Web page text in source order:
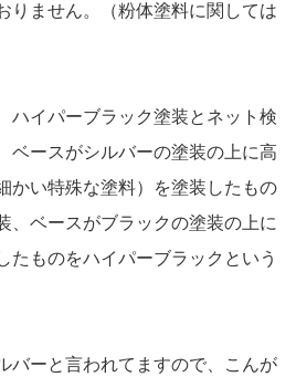
りません。（粉体塗料に関しては
ハイパーブラック塗装とネット検
ベースがシルバーの塗装の上に高
かい特殊な塗料）を塗装したもの
、ベースがブラックの塗装の上に
たものをハイパーブラックという
バーと言われてますので、こんが